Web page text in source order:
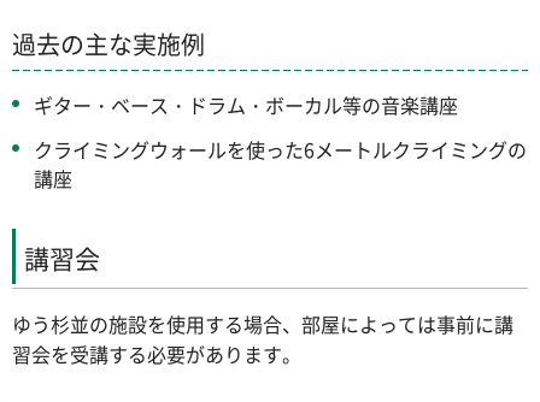
過去の主な実施例
ギター・ベース・ドラム・ボーカル等の音楽講座
クライミングウォールを使った6メートルクライミングの
講座
講習会
ゆう杉並の施設を使用する場合、部屋によっては事前に講
習会を受講する必要があります。